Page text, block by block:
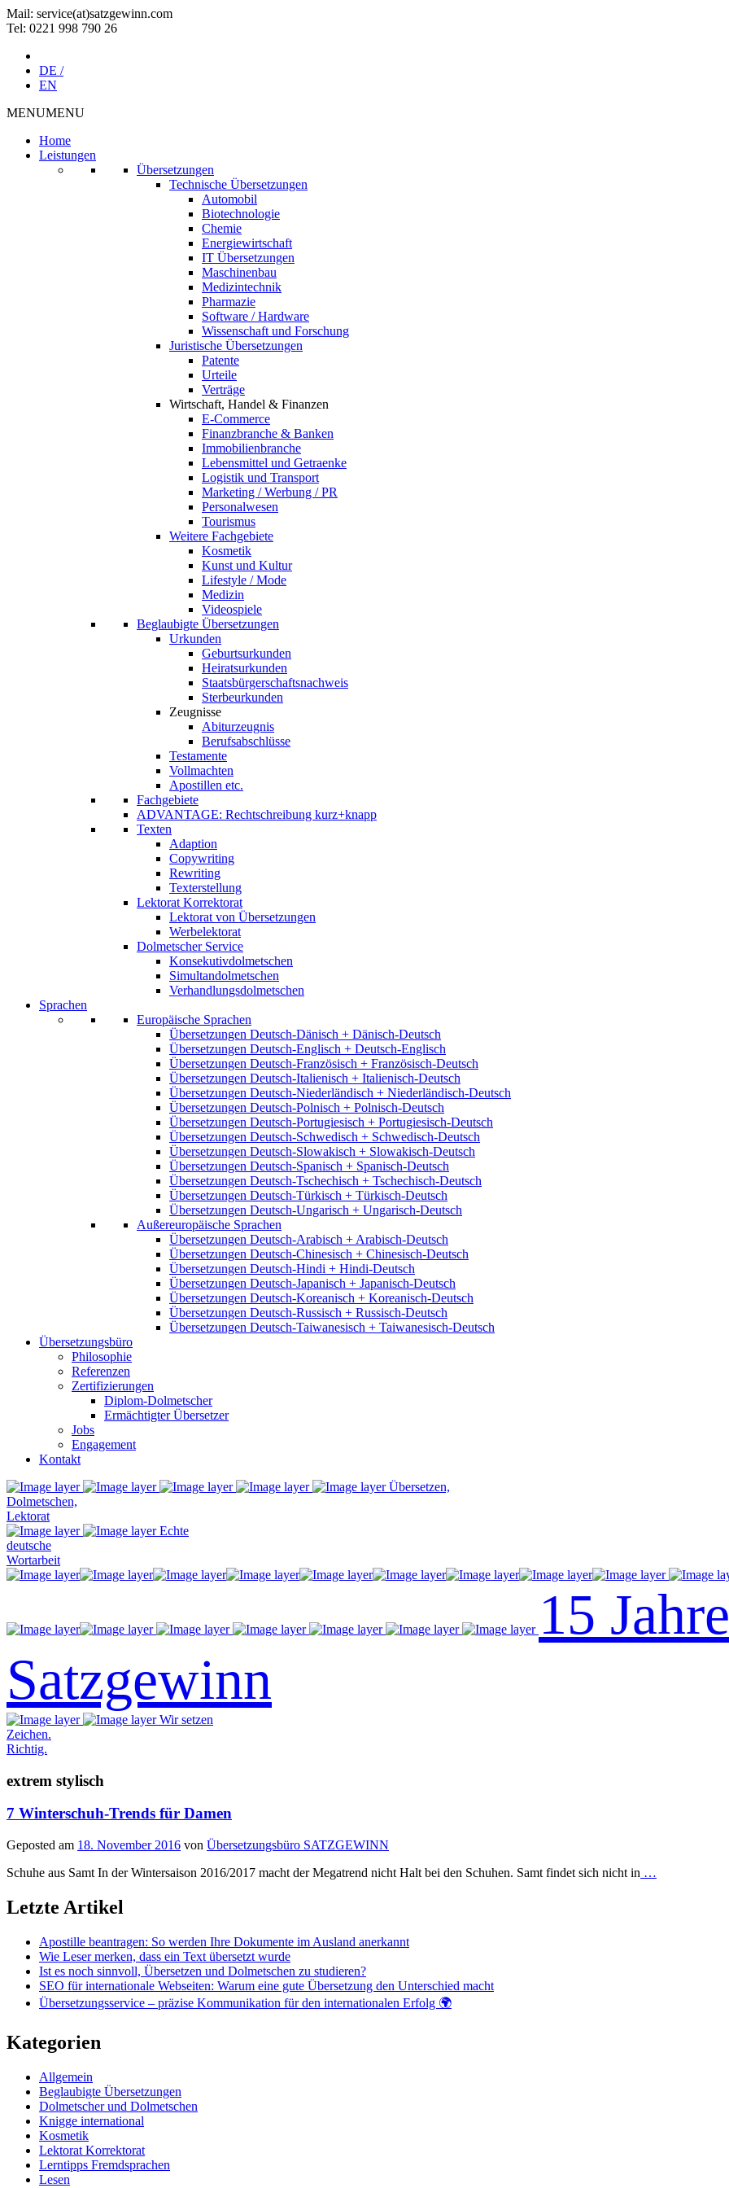
Mail: service(at)satz­gewinn.com
Tel: 0221 998 790 26
DE /
EN
MENUMENU
Home
Leistungen
Übersetzungen
Technische Übersetzungen
Automobil
Biotechnologie
Chemie
Energiewirtschaft
IT Übersetzungen
Maschinenbau
Medizintechnik
Pharmazie
Software / Hardware
Wissenschaft und Forschung
Juristische Übersetzungen
Patente
Urteile
Verträge
Wirtschaft, Handel & Finanzen
E-Commerce
Finanzbranche & Banken
Immobilienbranche
Lebensmittel und Getraenke
Logistik und Transport
Marketing / Werbung / PR
Personalwesen
Tourismus
Weitere Fachgebiete
Kosmetik
Kunst und Kultur
Lifestyle / Mode
Medizin
Videospiele
Beglaubigte Übersetzungen
Urkunden
Geburtsurkunden
Heiratsurkunden
Staatsbürgerschaftsnachweis
Sterbeurkunden
Zeugnisse
Abiturzeugnis
Berufsabschlüsse
Testamente
Vollmachten
Apostillen etc.
Fachgebiete
ADVANTAGE: Rechtschreibung kurz+knapp
Texten
Adaption
Copywriting
Rewriting
Texterstellung
Lektorat Korrektorat
Lektorat von Übersetzungen
Werbelektorat
Dolmetscher Service
Konsekutivdolmetschen
Simultandolmetschen
Verhandlungsdolmetschen
Sprachen
Europäische Sprachen
Übersetzungen Deutsch-Dänisch + Dänisch-Deutsch
Übersetzungen Deutsch-Englisch + Deutsch-Englisch
Übersetzungen Deutsch-Französisch + Französisch-Deutsch
Übersetzungen Deutsch-Italienisch + Italienisch-Deutsch
Übersetzungen Deutsch-Niederländisch + Niederländisch-Deutsch
Übersetzungen Deutsch-Polnisch + Polnisch-Deutsch
Übersetzungen Deutsch-Portugiesisch + Portugiesisch-Deutsch
Übersetzungen Deutsch-Schwedisch + Schwedisch-Deutsch
Übersetzungen Deutsch-Slowakisch + Slowakisch-Deutsch
Übersetzungen Deutsch-Spanisch + Spanisch-Deutsch
Übersetzungen Deutsch-Tschechisch + Tschechisch-Deutsch
Übersetzungen Deutsch-Türkisch + Türkisch-Deutsch
Übersetzungen Deutsch-Ungarisch + Ungarisch-Deutsch
Außereuropäische Sprachen
Übersetzungen Deutsch-Arabisch + Arabisch-Deutsch
Übersetzungen Deutsch-Chinesisch + Chinesisch-Deutsch
Übersetzungen Deutsch-Hindi + Hindi-Deutsch
Übersetzungen Deutsch-Japanisch + Japanisch-Deutsch
Übersetzungen Deutsch-Koreanisch + Koreanisch-Deutsch
Übersetzungen Deutsch-Russisch + Russisch-Deutsch
Übersetzungen Deutsch-Taiwanesisch + Taiwanesisch-Deutsch
Übersetzungsbüro
Philosophie
Referenzen
Zertifizierungen
Diplom-Dolmetscher
Ermächtigter Übersetzer
Jobs
Engagement
Kontakt
Übersetzen,
Dolmetschen,
Lektorat
Echte
deutsche
Wortarbeit
15 Jahre
Satzgewinn
Wir setzen
Zeichen.
Richtig.
extrem stylisch
7 Winterschuh-Trends für Damen
Geposted am 18. November 2016 von Übersetzungsbüro SATZGEWINN
Schuhe aus Samt In der Wintersaison 2016/2017 macht der Megatrend nicht Halt bei den Schuhen. Samt findet sich nicht in …
Letzte Artikel
Apostille beantragen: So werden Ihre Dokumente im Ausland anerkannt
Wie Leser merken, dass ein Text übersetzt wurde
Ist es noch sinnvoll, Übersetzen und Dolmetschen zu studieren?
SEO für internationale Webseiten: Warum eine gute Übersetzung den Unterschied macht
Übersetzungsservice – präzise Kommunikation für den internationalen Erfolg 🌍
Kategorien
Allgemein
Beglaubigte Übersetzungen
Dolmetscher und Dolmetschen
Knigge international
Kosmetik
Lektorat Korrektorat
Lerntipps Fremdsprachen
Lesen